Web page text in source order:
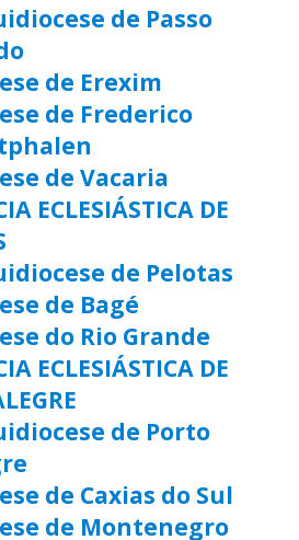
de Passo
de Erexim
de Frederico
de Vacaria
ECLESIÁSTICA DE
de Pelotas
de Bagé
do Rio Grande
ECLESIÁSTICA DE
de Porto
de Caxias do Sul
de Montenegro